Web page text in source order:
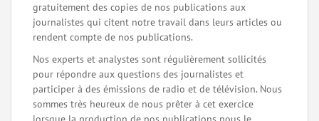
gratuitement des copies de nos publications aux
journalistes qui citent notre travail dans leurs articles ou
rendent compte de nos publications.
Nos experts et analystes sont régulièrement sollicités
pour répondre aux questions des journalistes et
participer à des émissions de radio et de télévision. Nous
sommes très heureux de nous prêter à cet exercice